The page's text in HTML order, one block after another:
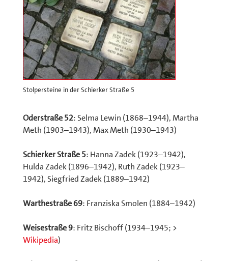
Stolpersteine in der Schierker Straße 5
Oderstraße 52: Selma Lewin (1868–1944), Martha
Meth (1903–1943), Max Meth (1930–1943)
Schierker Straße 5: Hanna Zadek (1923–1942),
Hulda Zadek (1896–1942), Ruth Zadek (1923–
1942), Siegfried Zadek (1889–1942)
Warthestraße 69: Franziska Smolen (1884–1942)
Weisestraße 9: Fritz Bischoff (1934–1945; >
Wikipedia)